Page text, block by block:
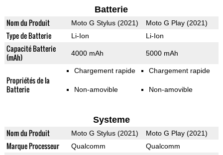
Batterie
Nom du Produit Moto G Stylus (2021) Moto G Play (2021)
Type de Batterie Li-Ion Li-Ion
Capacité Batterie
(mAh)
4000 mAh 5000 mAh
Propriétés de la
Batterie
Chargement rapide
Non-amovible
Chargement rapide
Non-amovible
Systeme
Nom du Produit Moto G Stylus (2021) Moto G Play (2021)
Marque Processeur Qualcomm Qualcomm